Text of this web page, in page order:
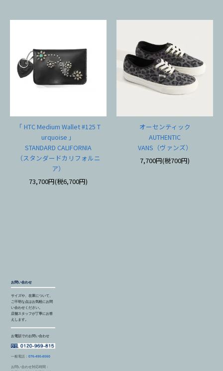
「 HTC Medium Wallet #125 T
urquoise 」
STANDARD CALIFORNIA
（スタンダードカリフォルニ
ア）
73,700円(税6,700円)
オーセンティック
AUTHENTIC
VANS（ヴァンズ）
7,700円(税700円)
お問い合わせ
サイズや、在庫について、
ご不明な点はお気軽にお問
い合わせください。
店舗スタッフが丁寧にお答
えします。
お電話でのお問い合わせ
一般電話：076-495-8560
お問い合わせ対応時間：